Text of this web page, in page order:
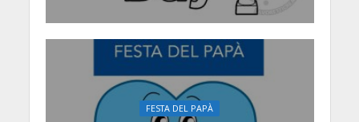
FESTA DEL PAPÀ